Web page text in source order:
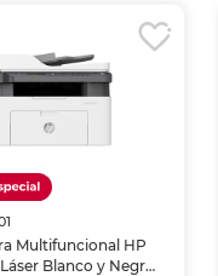
Multifuncional HP
Blanco y Negro